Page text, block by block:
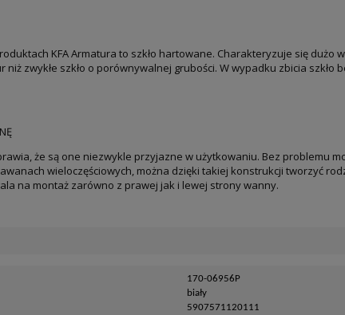
KFA Armatura to szkło hartowane. Charakteryzuje się dużo
zwykłe szkło o porównywalnej grubości. W wypadku zbicia
że są one niezwykle przyjazne w użytkowaniu. Bez problemu
wieloczęściowych, można dzięki takiej konstrukcji tworzyć
na montaż zarówno z prawej jak i lewej strony wanny.
170-06956P
biały
5907571120111